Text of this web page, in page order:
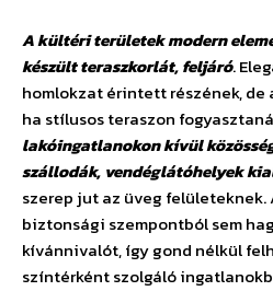
A kültéri területek modern
készült teraszkorlát, feljáró.
homlokzat érintett részének, de
ha stílusos teraszon
lakóingatlanokon kívül
szállodák, vendéglátóhelyek
szerep jut az üveg
biztonsági szempontból sem
kívánnivalót, így gond nélkül
színtérként szolgáló